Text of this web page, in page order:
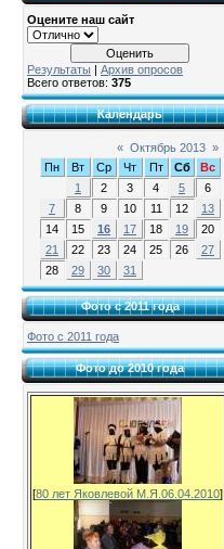
Оцените наш сайт
Результаты
Архив опросов
Всего ответов: 375
Календарь
« Октябрь 2013 »
Пн
Вт Ср Чт Пт Сб
Вс
1
2 3 4 5
6
7
8 9 10 11 12
13
14
15 16 17 18 19
20
21
22 23 24 25 26
27
28
29 30 31
Фото с 2011 года
Фото с 2011 года
Фото до 2010 года
[80 лет Яковлевой М.Я.06.04.2010]